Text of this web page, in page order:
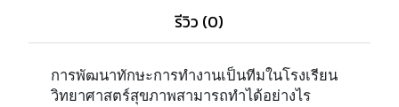
รีวิว (0)
การพัฒนาทักษะการทำงานเป็นทีมในโรงเรียน
วิทยาศาสตร์สุขภาพสามารถทำได้อย่างไร